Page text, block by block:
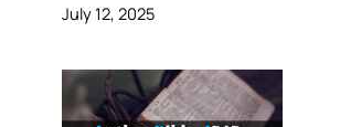
July 12, 2025